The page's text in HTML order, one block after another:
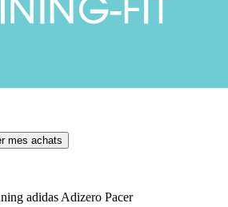
mes achats
adidas Adizero Pacer